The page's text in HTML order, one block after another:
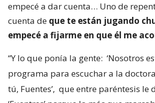
empecé a dar cuenta… Uno de
cuenta de que te están jugando
empecé a fijarme en que él me
“Y lo que ponía la gente: ‘Nosotros
programa para escuchar a la
tú, Fuentes’, que entre paréntesis le